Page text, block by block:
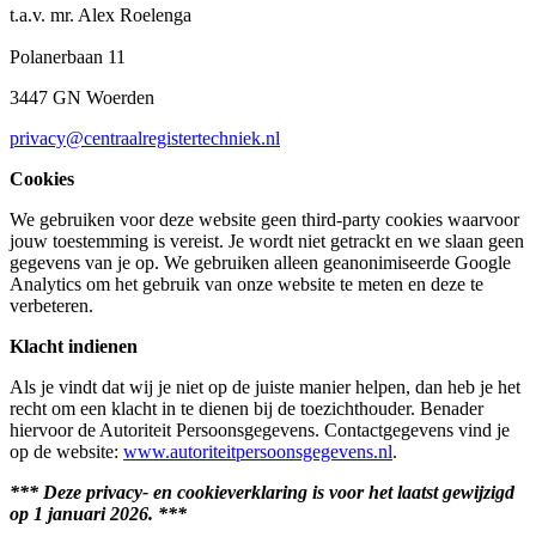
t.a.v. mr. Alex Roelenga
Polanerbaan 11
3447 GN Woerden
privacy@centraalregistertechniek.nl
Cookies
We gebruiken voor deze website geen third-party cookies waarvoor
jouw toestemming is vereist. Je wordt niet getrackt en we slaan geen
gegevens van je op. We gebruiken alleen geanonimiseerde Google
Analytics om het gebruik van onze website te meten en deze te
verbeteren.
Klacht indienen
Als je vindt dat wij je niet op de juiste manier helpen, dan heb je het
recht om een klacht in te dienen bij de toezichthouder. Benader
hiervoor de Autoriteit Persoonsgegevens. Contactgegevens vind je
op de website: www.autoriteitpersoonsgegevens.nl.
*** Deze privacy- en cookieverklaring is voor het laatst gewijzigd
op 1 januari 2026. ***